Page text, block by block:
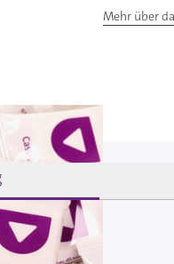
Mehr über
/ 50 Stück